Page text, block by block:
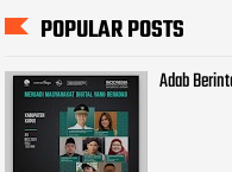
POPULAR POSTS
Adab